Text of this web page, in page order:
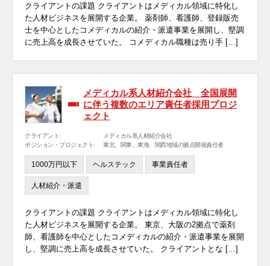
クライアントの課題 クライアントはメディカル領域に特化し
た人材ビジネスを展開する企業。 薬剤師、看護師、登録販売
士を中心としたコメディカルの紹介・派遣事業を展開し、堅調
に売上高を成長させていた。 コメディカル職種は売り手 […]
メディカル系人材紹介会社 全国展開
に伴う複数のエリア責任者採用プロジ
ェクト
クライアント:
メディカル系人材紹介会社
ポジション・プロジェクト:
東北、関東、東海、関西地域の拠点開発責任者
1000万円以下 ヘルステック 事業責任者
人材紹介・派遣
クライアントの課題 クライアントはメディカル領域に特化し
た人材ビジネスを展開する企業。 東京、大阪の2拠点で薬剤
師、看護師を中心としたコメディカルの紹介・派遣事業を展開
し、堅調に売上高を成長させていた。 クライアントとな […]